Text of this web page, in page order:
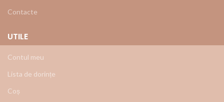
Contacte
UTILE
Contul meu
Lista de dorințe
Coș